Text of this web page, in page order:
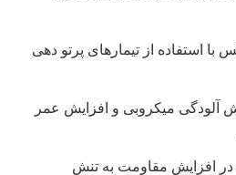
با استفاده از تیمارهای پرتو دهی
آلودگی میکروبی و افزایش عمر
در افزایش مقاومت به تنش